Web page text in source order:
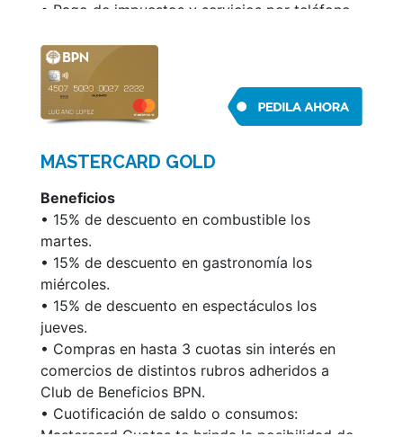
• Pago de impuestos y servicios por teléfono
• Renovación automática.
Podés ver la información de tu cuenta y
administrar la misma a través de
Para acceder a más información sobre las
ingresá en www.mastercard.com.ar
MASTERCARD GOLD
Beneficios
• 15% de descuento en combustible los
martes.
• 15% de descuento en gastronomía los
miércoles.
• 15% de descuento en espectáculos los
jueves.
• Compras en hasta 3 cuotas sin interés en
comercios de distintos rubros adheridos a
Club de Beneficios BPN.
• Cuotificación de saldo o consumos:
Mastercard Cuotas te brinda la posibilidad de